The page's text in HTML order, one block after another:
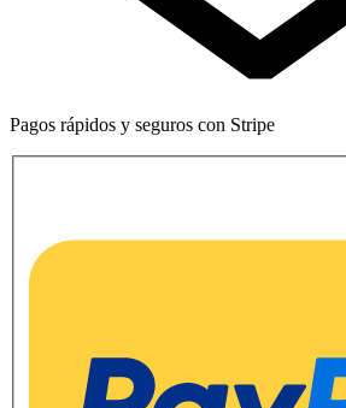
Pagos rápidos y seguros con Stripe